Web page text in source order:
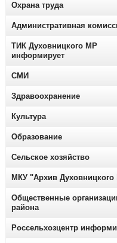
Охрана труда
Административная
ТИК Духовницкого МР
информирует
СМИ
Здравоохранение
Культура
Образование
Сельское хозяйство
МКУ "Архив
Общественные
района
Россельхозцентр